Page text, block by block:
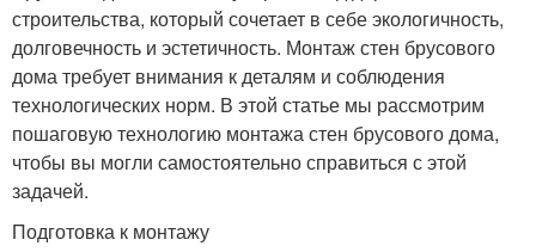
строительства, который сочетает в себе экологичность,
долговечность и эстетичность. Монтаж стен брусового
дома требует внимания к деталям и соблюдения
технологических норм. В этой статье мы рассмотрим
пошаговую технологию монтажа стен брусового дома,
чтобы вы могли самостоятельно справиться с этой
задачей.
Подготовка к монтажу